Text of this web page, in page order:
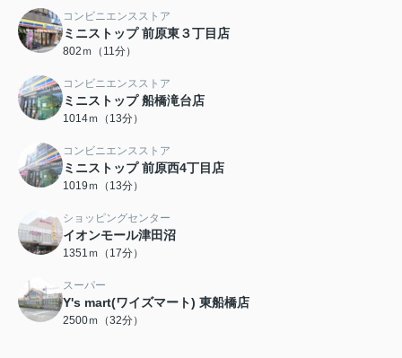
コンビニエンスストア
ミニストップ 前原東３丁目店
802ｍ（11分）
コンビニエンスストア
ミニストップ 船橋滝台店
1014ｍ（13分）
コンビニエンスストア
ミニストップ 前原西4丁目店
1019ｍ（13分）
ショッピングセンター
イオンモール津田沼
1351ｍ（17分）
スーパー
Y's mart(ワイズマート) 東船橋店
2500ｍ（32分）